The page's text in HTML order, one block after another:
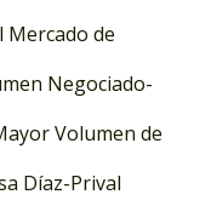
de
Negociado-
Volumen de
Díaz-Prival